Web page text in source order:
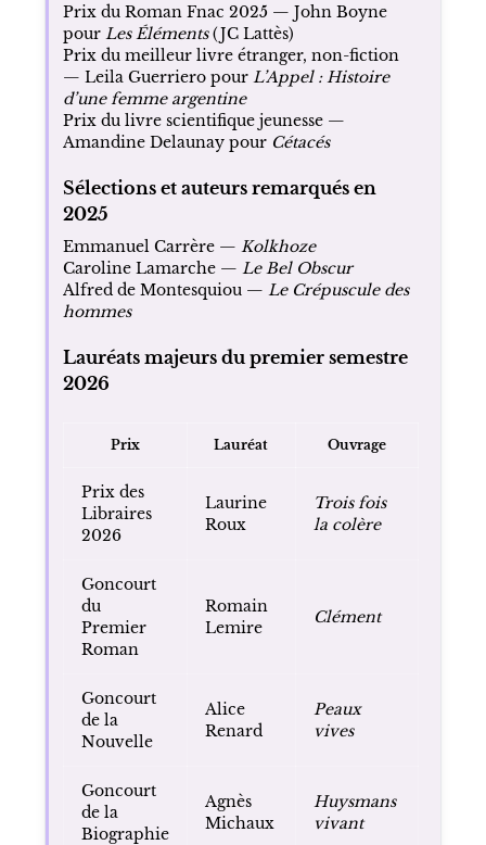
Prix du Roman Fnac 2025 — John Boyne
pour Les Éléments(JC Lattès)
Prix du meilleur livre étranger, non-fiction
— Leila Guerriero pour L’Appel : Histoire
d’une femme argentine
Prix du livre scientifique jeunesse —
Amandine Delaunay pour Cétacés
Sélections et auteurs remarqués en
2025
Emmanuel Carrère — Kolkhoze
Caroline Lamarche — Le Bel Obscur
Alfred de Montesquiou — Le Crépuscule des
hommes
Lauréats majeurs du premier semestre
2026
Prix Lauréat Ouvrage
Prix des
Libraires
2026
Laurine
Roux
Trois fois
la colère
Goncourt
du
Premier
Roman
Romain
Lemire
Clément
Goncourt
de la
Nouvelle
Alice
Renard
Peaux
vives
Goncourt
de la
Biographie
Agnès
Michaux
Huysmans
vivant